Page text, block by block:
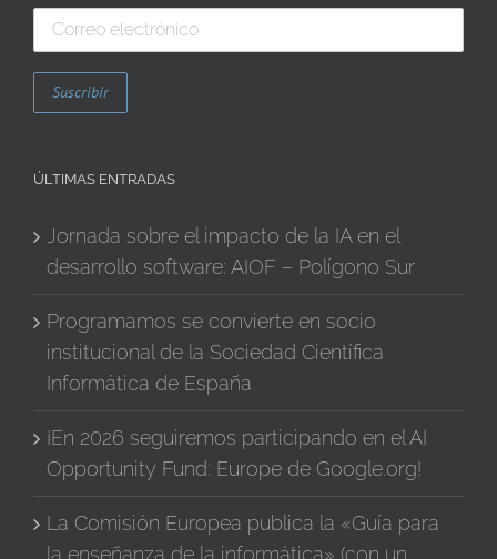
ÚLTIMAS ENTRADAS
Jornada sobre el impacto de la IA en el
desarrollo software: AIOF – Polígono Sur
Programamos se convierte en socio
institucional de la Sociedad Científica
Informática de España
¡En 2026 seguiremos participando en el AI
Opportunity Fund: Europe de Google.org!
La Comisión Europea publica la «Guía para
la enseñanza de la informática» (con un